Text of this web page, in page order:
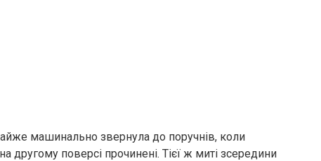
машинально звернула до поручнів, коли
другому поверсі прочинені. Тієї ж миті зсередини